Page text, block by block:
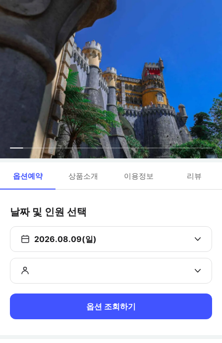
옵션예약 상품소개 이용정보 리뷰
날짜 및 인원 선택
2026.08.09(일)
옵션 조회하기